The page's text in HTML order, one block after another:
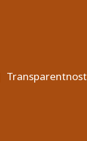
Transparentnost